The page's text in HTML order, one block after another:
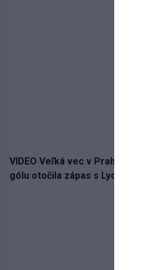
VIDEO Veľká vec v Prahe. Sparta
gólu otočila zápas s Lyonom